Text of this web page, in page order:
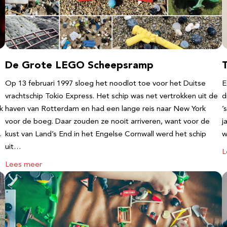
De Grote LEGO Scheepsramp
Op 13 februari 1997 sloeg het noodlot toe voor het Duitse
vrachtschip Tokio Express. Het schip was net vertrokken uit de
haven van Rotterdam en had een lange reis naar New York
voor de boeg. Daar zouden ze nooit arriveren, want voor de
kust van Land’s End in het Engelse Cornwall werd het schip
uit…
Lees meer